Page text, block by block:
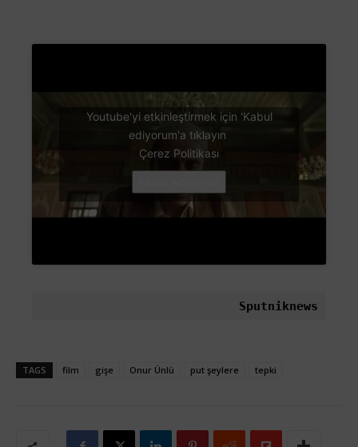
Youtube'yi etkinleştirmek için 'Kabul
ediyorum'a tıklayın
Çerez Politikası
Sputniknews
TAGS film gişe Onur Ünlü put şeylere tepki